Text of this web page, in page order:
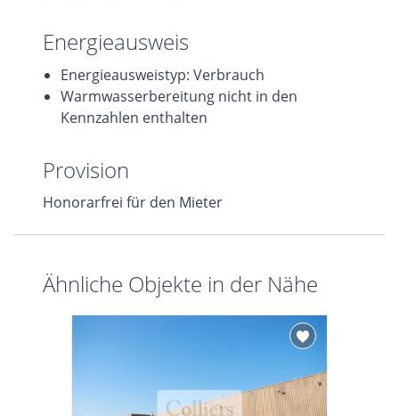
Energieausweis
Energieausweistyp: Verbrauch
Warmwasserbereitung nicht in den
Kennzahlen enthalten
Provision
Honorarfrei für den Mieter
Ähnliche Objekte in der Nähe